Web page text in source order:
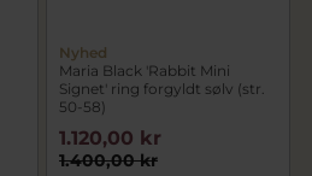
Nyhed
Maria Black 'Rabbit Mini
Signet' ring forgyldt sølv (str.
50-58)
1.400,00 kr
1.120,00 kr